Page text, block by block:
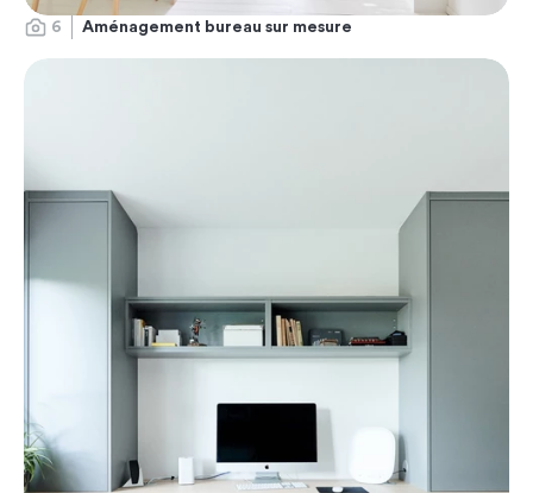
6 Aménagement bureau sur mesure